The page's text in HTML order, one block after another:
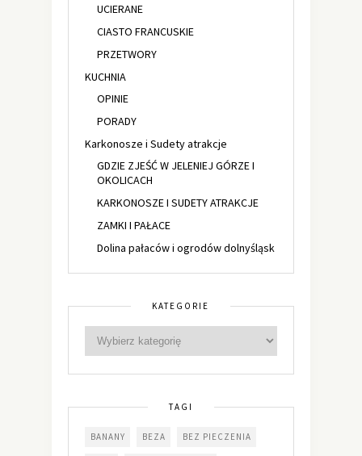
UCIERANE
CIASTO FRANCUSKIE
PRZETWORY
KUCHNIA
OPINIE
PORADY
Karkonosze i Sudety atrakcje
GDZIE ZJEŚĆ W JELENIEJ GÓRZE I
OKOLICACH
KARKONOSZE I SUDETY ATRAKCJE
ZAMKI I PAŁACE
Dolina pałaców i ogrodów dolnyśląsk
KATEGORIE
TAGI
BANANY BEZA BEZ PIECZENIA